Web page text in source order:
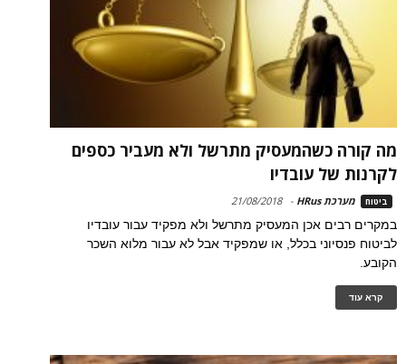
מה קורה כשהמעסיק מתרשל ולא מעביר כספים
לקרנות של עובדיו
ביטוח מערכת HRus -
21/08/2018
במקרים רבים אכן המעסיק מתרשל ולא מפקיד עבור עובדיו
לביטוח פנסיוני בכלל, או שמפקיד אבל לא עבור מלוא השכר
הקובע.
קרא עוד